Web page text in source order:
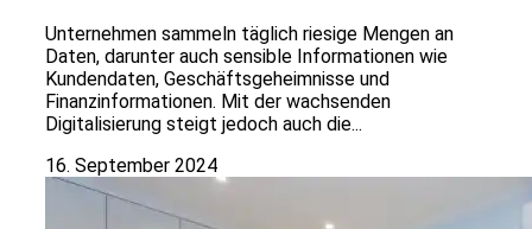
Unternehmen sammeln täglich riesige Mengen an
Daten, darunter auch sensible Informationen wie
Kundendaten, Geschäftsgeheimnisse und
Finanzinformationen. Mit der wachsenden
Digitalisierung steigt jedoch auch die...
16. September 2024